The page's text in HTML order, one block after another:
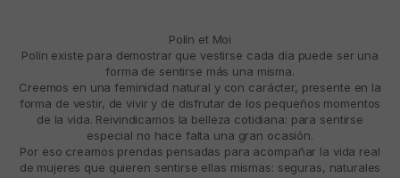
Polín et Moi
Polín existe para demostrar que vestirse cada día puede ser una
forma de sentirse más una misma.
Creemos en una feminidad natural y con carácter, presente en la
forma de vestir, de vivir y de disfrutar de los pequeños momentos
de la vida. Reivindicamos la belleza cotidiana: para sentirse
especial no hace falta una gran ocasión.
Por eso creamos prendas pensadas para acompañar la vida real
de mujeres que quieren sentirse ellas mismas: seguras, naturales